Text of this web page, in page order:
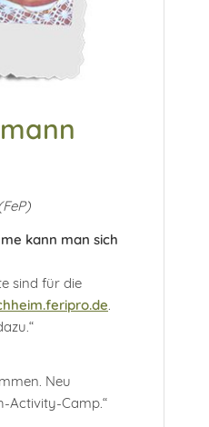
kann man sich
sind für die
Neu
Activity-Camp.“